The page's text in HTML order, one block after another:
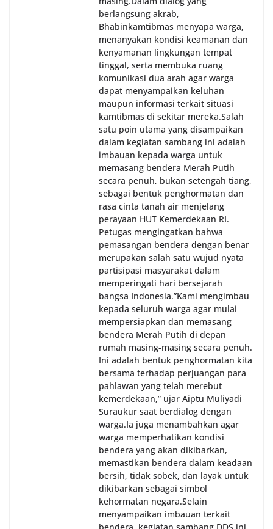
berlangsung akrab,
Bhabinkamtibmas menyapa warga,
menanyakan kondisi keamanan dan
kenyamanan lingkungan tempat
tinggal, serta membuka ruang
komunikasi dua arah agar warga
dapat menyampaikan keluhan
maupun informasi terkait situasi
kamtibmas di sekitar mereka.‎‎‎Salah
satu poin utama yang disampaikan
dalam kegiatan sambang ini adalah
imbauan kepada warga untuk
memasang bendera Merah Putih
secara penuh, bukan setengah tiang,
sebagai bentuk penghormatan dan
rasa cinta tanah air menjelang
perayaan HUT Kemerdekaan RI.
Petugas mengingatkan bahwa
pemasangan bendera dengan benar
merupakan salah satu wujud nyata
partisipasi masyarakat dalam
memperingati hari bersejarah
bangsa Indonesia.‎‎”Kami mengimbau
kepada seluruh warga agar mulai
mempersiapkan dan memasang
bendera Merah Putih di depan
rumah masing-masing secara penuh.
Ini adalah bentuk penghormatan kita
bersama terhadap perjuangan para
pahlawan yang telah merebut
kemerdekaan,” ujar Aiptu Muliyadi
Suraukur saat berdialog dengan
warga.‎‎Ia juga menambahkan agar
warga memperhatikan kondisi
bendera yang akan dikibarkan,
memastikan bendera dalam keadaan
bersih, tidak sobek, dan layak untuk
dikibarkan sebagai simbol
kehormatan negara.‎‎‎Selain
menyampaikan imbauan terkait